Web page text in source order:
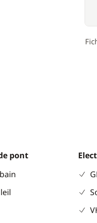
pont